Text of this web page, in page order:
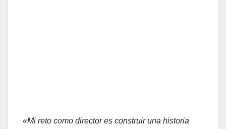
«Mi reto como director es construir una historia